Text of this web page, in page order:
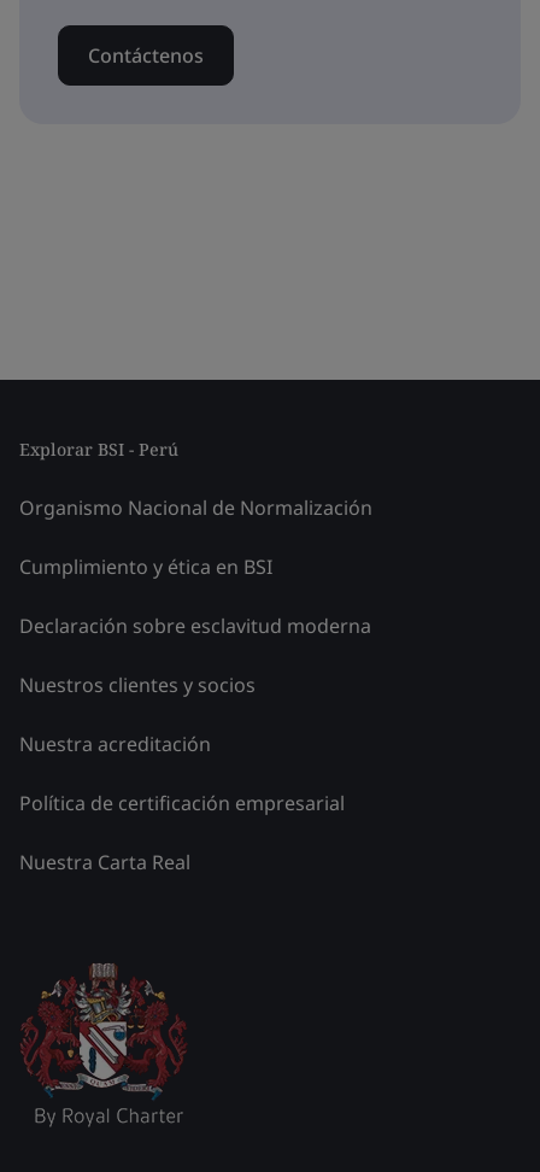
Contáctenos
Explorar BSI - Perú
Organismo Nacional de Normalización
Cumplimiento y ética en BSI
Declaración sobre esclavitud moderna
Nuestros clientes y socios
Nuestra acreditación
Política de certificación empresarial
Nuestra Carta Real